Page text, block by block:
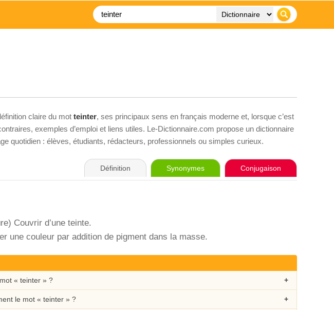
claire du mot teinter, ses principaux sens en français moderne et, lorsque c’est
exemples d’emploi et liens utiles. Le-Dictionnaire.com propose un dictionnaire
quotidien : élèves, étudiants, rédacteurs, professionnels ou simples curieux.
Définition Synonymes Conjugaison
Couvrir d’une teinte.
une couleur par addition de pigment dans la masse.
« teinter » ?
le mot « teinter » ?